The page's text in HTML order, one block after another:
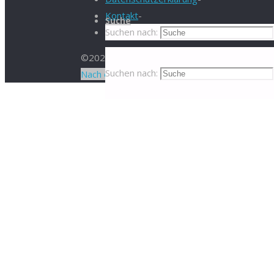
Suche
Suchen nach:
Kontakt-
Suchen nach:
©2024 SYSTEMATISCH GESUND
Nach oben